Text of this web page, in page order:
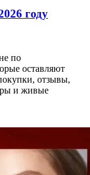
году
по
оставляют
отзывы,
и живые